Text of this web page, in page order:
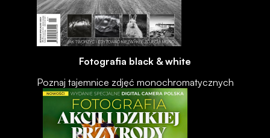
Fotografia black & white
Poznaj tajemnice zdjęć monochromatycznych